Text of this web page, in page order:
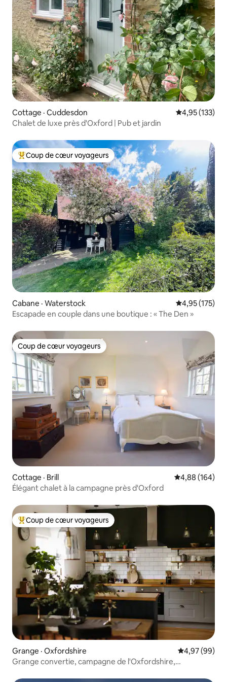
Cottage · Cuddesdon Note
4,95 (133)
Chalet de luxe près d'Oxford | Pub et jardin
Coup de cœur voyageurs parmi les plus aimés
Coup de cœur voyageurs
Cabane · Waterstock Note
4,95 (175)
Escapade en couple dans une boutique : « The Den »
Coup de cœur voyageurs
Coup de cœur voyageurs
Cottage · Brill Note
4,88 (164)
Élégant chalet à la campagne près d'Oxford
Coup de cœur voyageurs parmi les plus aimés
Coup de cœur voyageurs
Grange · Oxfordshire Note
4,97 (99)
Grange convertie, campagne de l'Oxfordshire,